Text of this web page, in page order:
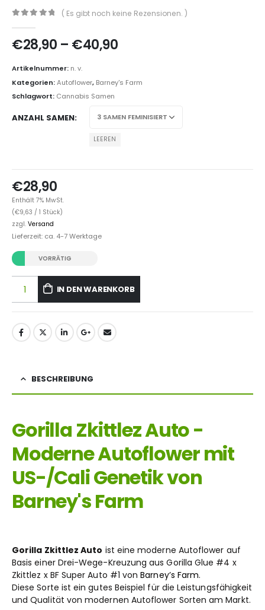
( Es gibt noch keine Rezensionen. )
€28,90 – €40,90
Artikelnummer: n. v.
Kategorien:Autoflower, Barney's Farm
Schlagwort: Cannabis Samen
ANZAHL SAMEN
LEEREN
€28,90
Enthält 7% MwSt.
(€9,63 / 1 Stück)
zzgl. Versand
Lieferzeit: ca. 4-7 Werktage
VORRÄTIG
IN DEN WARENKORB
BESCHREIBUNG
Gorilla Zkittlez Auto -
Moderne Autoflower mit
US-/Cali Genetik von
Barney's Farm
Gorilla Zkittlez Auto ist eine moderne Autoflower auf
Basis einer Drei-Wege-Kreuzung aus Gorilla Glue #4 x
Zkittlez x BF Super Auto #1 vonBarney’s Farm.
Diese Sorte ist ein gutes Beispiel für die Leistungsfähigkeit
und Qualität von modernen Autoflower Sorten am Markt.